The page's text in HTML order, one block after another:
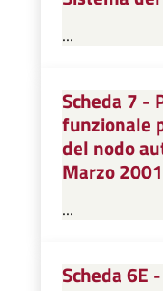
...
Scheda 7 -
funzionale
del nodo
Marzo 2001
...
Scheda 6E